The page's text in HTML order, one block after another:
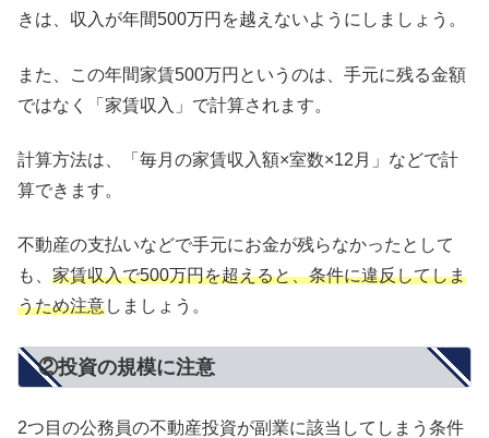
きは、収入が年間500万円を越えないようにしましょう。
また、この年間家賃500万円というのは、手元に残る金額
ではなく「家賃収入」で計算されます。
計算方法は、「毎月の家賃収入額×室数×12月」などで計
算できます。
不動産の支払いなどで手元にお金が残らなかったとして
も、 家賃収入で500万円を超えると、条件に違反してしま
うため注意しましょう。
②投資の規模に注意
2つ目の公務員の不動産投資が副業に該当してしまう条件